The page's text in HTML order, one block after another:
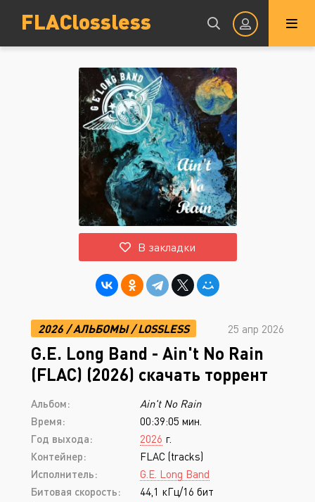
FLAClossless
Авторизация
Запомнить
ВОЙТИ НА САЙТ
Восстановить пароль
Или войти через
В закладки
2026 /АЛЬБОМЫ/LOSSLESS 25 апр 2026
G.E. Long Band - Ain't No Rain
(FLAC) (2026) скачать торрент
Альбом:
Ain't No Rain
Время:
00:39:05 мин.
Год выхода:
2026 г.
Контейнер:
FLAC (tracks)
Исполнитель:
G.E. Long Band
Битовая скорость:
44,1 кГц/16 бит